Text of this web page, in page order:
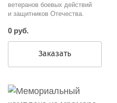
ветеранов боевых действий
и защитников Отечества.
0 руб.
Заказать